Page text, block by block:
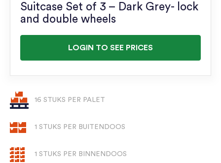
Suitcase Set of 3 – Dark Grey- lock
and double wheels
LOGIN TO SEE PRICES
16 STUKS PER PALET
1 STUKS PER BUITENDOOS
1 STUKS PER BINNENDOOS